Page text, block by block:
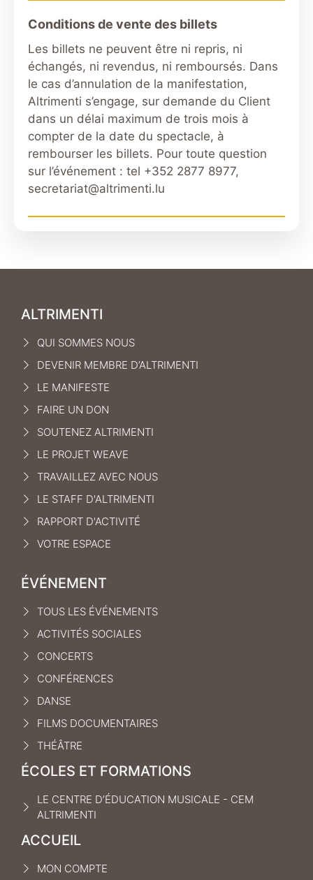
Conditions de vente des billets
Les billets ne peuvent être ni repris, ni
échangés, ni revendus, ni remboursés. Dans
le cas d’annulation de la manifestation,
Altrimenti s’engage, sur demande du Client
dans un délai maximum de trois mois à
compter de la date du spectacle, à
rembourser les billets. Pour toute question
sur l’événement : tel +352 2877 8977,
secretariat@altrimenti.lu
ALTRIMENTI
QUI SOMMES NOUS
DEVENIR MEMBRE D’ALTRIMENTI
LE MANIFESTE
FAIRE UN DON
SOUTENEZ ALTRIMENTI
LE PROJET WEAVE
TRAVAILLEZ AVEC NOUS
LE STAFF D'ALTRIMENTI
RAPPORT D'ACTIVITÉ
VOTRE ESPACE
ÉVÉNEMENT
TOUS LES ÉVÉNEMENTS
ACTIVITÉS SOCIALES
CONCERTS
CONFÉRENCES
DANSE
FILMS DOCUMENTAIRES
THÉÂTRE
ÉCOLES ET FORMATIONS
LE CENTRE D’ÉDUCATION MUSICALE - CEM
ALTRIMENTI
ACCUEIL
MON COMPTE